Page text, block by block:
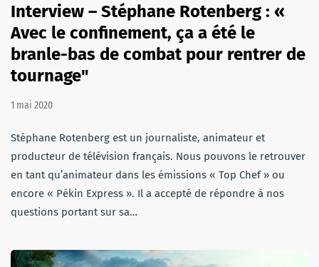
Interview – Stéphane Rotenberg : «
Avec le confinement, ça a été le
branle-bas de combat pour rentrer de
tournage"
1 mai 2020
Stéphane Rotenberg est un journaliste, animateur et
producteur de télévision français. Nous pouvons le retrouver
en tant qu’animateur dans les émissions « Top Chef » ou
encore « Pékin Express ». Il a accepté de répondre à nos
questions portant sur sa…